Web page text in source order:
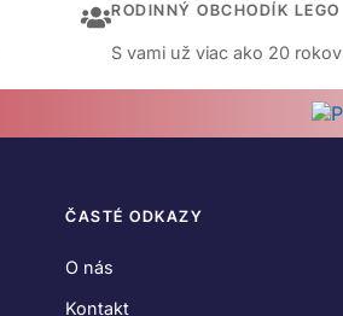
RODINNÝ OBCHODÍK LEGO
S vami už viac ako 20 rokov
ČASTÉ ODKAZY
O nás
Kontakt